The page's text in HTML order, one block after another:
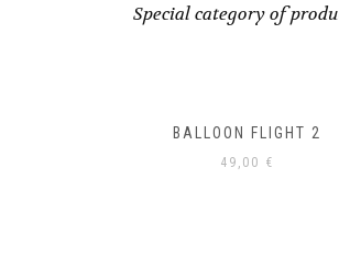
Special category of
BALLOON FLIGHT 1
49,00